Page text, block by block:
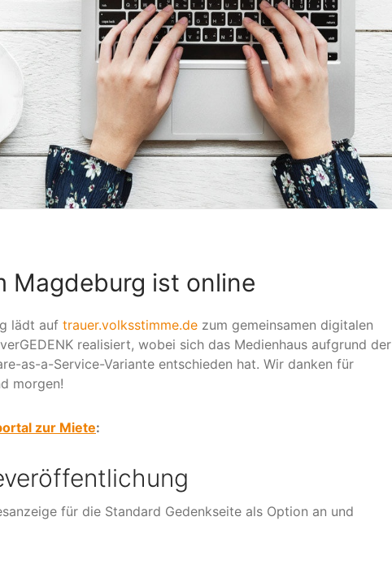
Magdeburg ist online
lädt auf trauer.volksstimme.de zum gemeinsamen digitalen
realisiert, wobei sich das Medienhaus aufgrund der
as-a-Service-Variante entschieden hat. Wir danken für
morgen!
zur Miete:
für die Standard Gedenkseite als Option an und